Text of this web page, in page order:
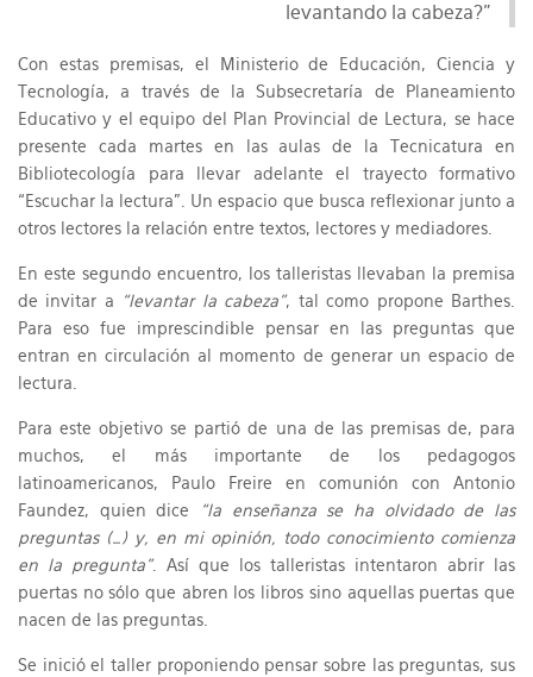
levantando la cabeza?”
Con estas premisas, el Ministerio de Educación, Ciencia y
Tecnología, a través de la Subsecretaría de Planeamiento
Educativo y el equipo del Plan Provincial de Lectura, se hace
presente cada martes en las aulas de la Tecnicatura en
Bibliotecología para llevar adelante el trayecto formativo
“Escuchar la lectura”. Un espacio que busca reflexionar junto a
otros lectores la relación entre textos, lectores y mediadores.
En este segundo encuentro, los talleristas llevaban la premisa
de invitar a
“levantar la cabeza”, tal como propone Barthes.
Para eso fue imprescindible pensar en las preguntas que
entran en circulación al momento de generar un espacio de
lectura.
Para este objetivo se partió de una de las premisas de, para
muchos, el más importante de los pedagogos
latinoamericanos, Paulo Freire en comunión con Antonio
Faundez, quien dice
“la enseñanza se ha olvidado de las
preguntas (…) y, en mi opinión, todo conocimiento comienza
en la pregunta”. Así que los talleristas intentaron abrir las
puertas no sólo que abren los libros sino aquellas puertas que
nacen de las preguntas.
Se inició el taller proponiendo pensar sobre las preguntas, sus